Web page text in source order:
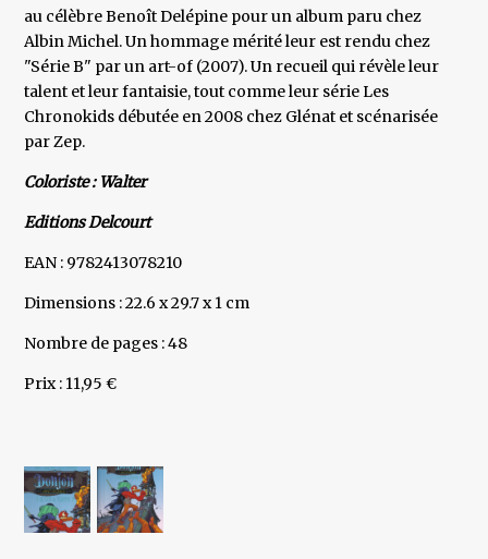
au célèbre Benoît Delépine pour un album paru chez
Albin Michel. Un hommage mérité leur est rendu chez
"Série B" par un art-of (2007). Un recueil qui révèle leur
talent et leur fantaisie, tout comme leur série Les
Chronokids débutée en 2008 chez Glénat et scénarisée
par Zep.
Coloriste : Walter
Editions Delcourt
EAN : 9782413078210
Dimensions : 22.6 x 29.7 x 1 cm
Nombre de pages : 48
Prix : 11,95 €